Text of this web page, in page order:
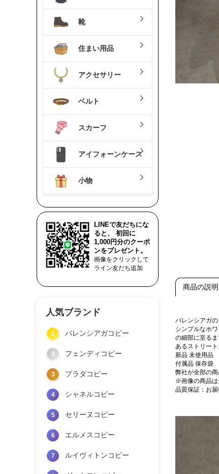
靴
住まい用品
アクセサリー
ベルト
スカーフ
アイフォーンケース
小物
LINEで友だちにな
ると、 初回に
1,000円分のクーポ
ンをプレゼント。
画像をクリックして
ライン友だち追加
人気ブランド
1 バレンシアガコピー
2 フェンディコピー
3 プラダコピー
4 シャネルコピー
5 セリーヌコピー
6 エルメスコピー
7 ルイヴィトンコピー
商品の説明
バレンシアガ
シンプルなホ
の細部に至る
あるストリー
新品 未使用品
付属品 保存袋
弊社が全部の
※画像の商品は
品質保証：お